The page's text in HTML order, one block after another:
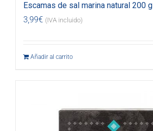
Escamas de sal marina natural 200 g
3,99€ (IVA incluido)
Añadir al carrito